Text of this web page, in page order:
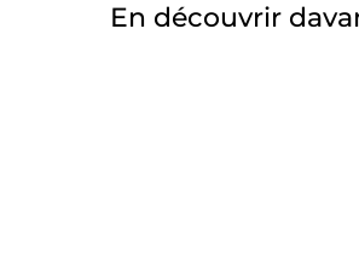
En découvrir